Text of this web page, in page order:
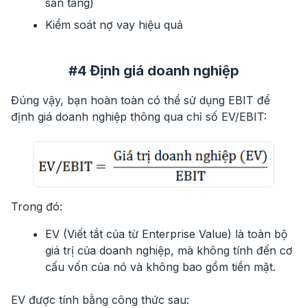
Kiểm soát nợ vay hiệu quả
#4 Định giá doanh nghiệp
Đúng vậy, bạn hoàn toàn có thể sử dụng EBIT để
định giá doanh nghiệp thông qua chỉ số EV/EBIT:
Trong đó:
EV (Viết tắt của từ Enterprise Value) là toàn bộ
giá trị của doanh nghiệp, mà không tính đến cơ
cấu vốn của nó và không bao gồm tiền mặt.
EV được tính bằng công thức sau: